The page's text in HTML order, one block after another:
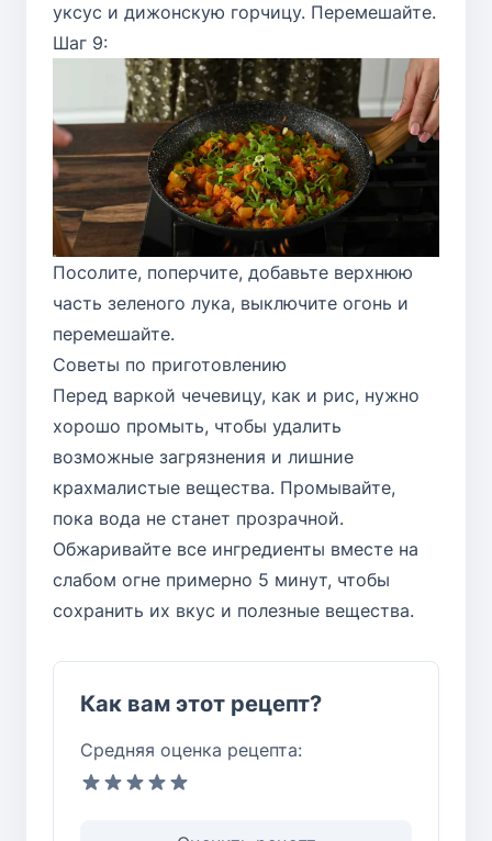
уксус и дижонскую горчицу. Перемешайте.
Шаг 9:
Посолите, поперчите, добавьте верхнюю
часть зеленого лука, выключите огонь и
перемешайте.
Советы по приготовлению
Перед варкой чечевицу, как и рис, нужно
хорошо промыть, чтобы удалить
возможные загрязнения и лишние
крахмалистые вещества. Промывайте,
пока вода не станет прозрачной.
Обжаривайте все ингредиенты вместе на
слабом огне примерно 5 минут, чтобы
сохранить их вкус и полезные вещества.
Как вам этот рецепт?
Средняя оценка рецепта: